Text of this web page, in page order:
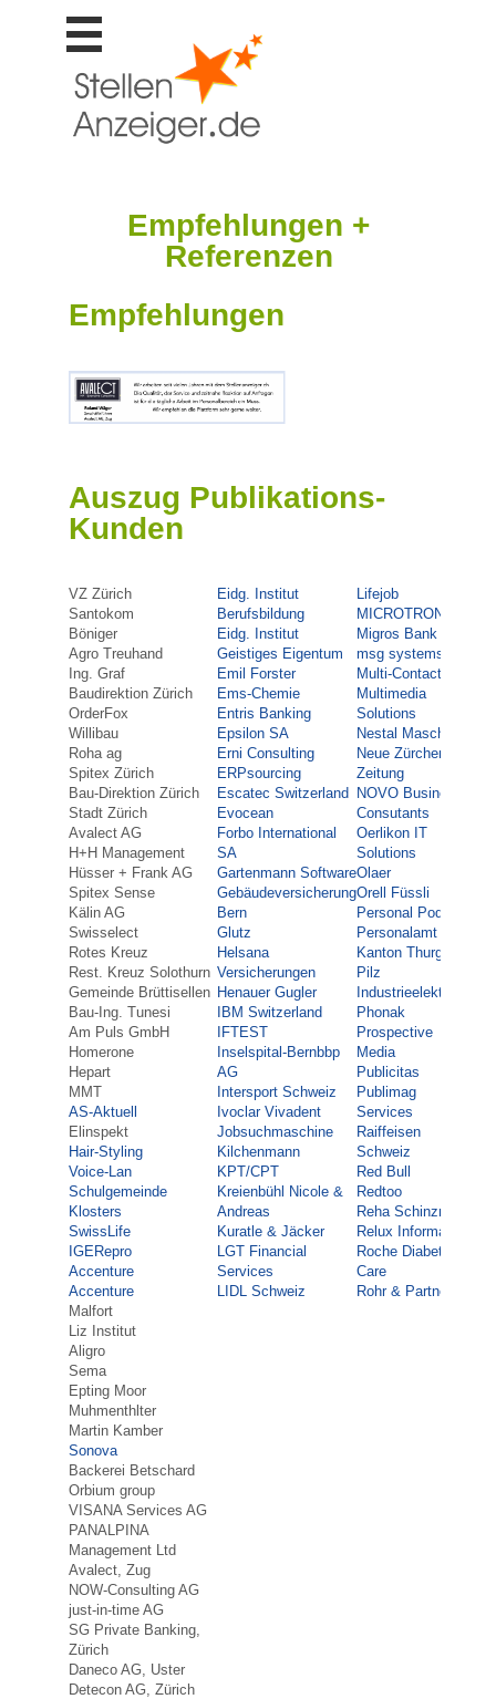
inserieren
Lehrstellen
Lehrstellen
Empfehlungen +
Referenzen
Empfehlungen
Auszug Publikations-
Kunden
VZ Zürich
Santokom
Böniger
Agro Treuhand
Ing. Graf
Baudirektion Zürich
OrderFox
Willibau
Roha ag
Spitex Zürich
Bau-Direktion Zürich
Stadt Zürich
Avalect AG
H+H Management
Hüsser + Frank AG
Spitex Sense
Kälin AG
Swisselect
Rotes Kreuz
Rest. Kreuz Solothurn
Gemeinde Brüttisellen
Bau-Ing. Tunesi
Am Puls GmbH
Homerone
Hepart
MMT
AS-Aktuell
Elinspekt
Hair-Styling
Voice-Lan
Schulgemeinde
Klosters
SwissLife
IGE Repro
Accenture
Accenture
Malfort
Liz Institut
Aligro
Sema
Epting Moor
Muhmenthlter
Martin Kamber
Sonova
Backerei Betschard
Orbium group
VISANA Services AG
PANALPINA
Management Ltd
Avalect, Zug
NOW-Consulting AG
just-in-time AG
SG Private Banking,
Zürich
Daneco AG, Uster
Detecon AG, Zürich
Eidg. Institut
Berufsbildung
Eidg. Institut
Geistiges Eigentum
Emil Forster
Ems-Chemie
Entris Banking
Epsilon SA
Erni Consulting
ERPsourcing
Escatec Switzerland
Evocean
Forbo International
SA
Gartenmann Software
Gebäudeversicherung
Bern
Glutz
Helsana
Versicherungen
Henauer Gugler
IBM Switzerland
IFTEST
Inselspital-Bernbbp
AG
Intersport Schweiz
Ivoclar Vivadent
Jobsuchmaschine
Kilchenmann
KPT/CPT
Kreienbühl Nicole &
Andreas
Kuratle & Jäcker
LGT Financial
Services
LIDL Schweiz
Lifejob
MICROTRONIC
Migros Bank
msg systems
Multi-Contact
Multimedia
Solutions
Nestal Maschinen
Neue Zürcher
Zeitung
NOVO Business
Consutants
Oerlikon IT
Solutions
Olaer
Orell Füssli
Personal Poda
Personalamt
Kanton Thurgau
Pilz
Industrieelektronik
Phonak
Prospective
Media
Publicitas
Publimag
Services
Raiffeisen
Schweiz
Red Bull
Redtoo
Reha Schinznach
Relux Informatik
Roche Diabetes
Care
Rohr & Partner